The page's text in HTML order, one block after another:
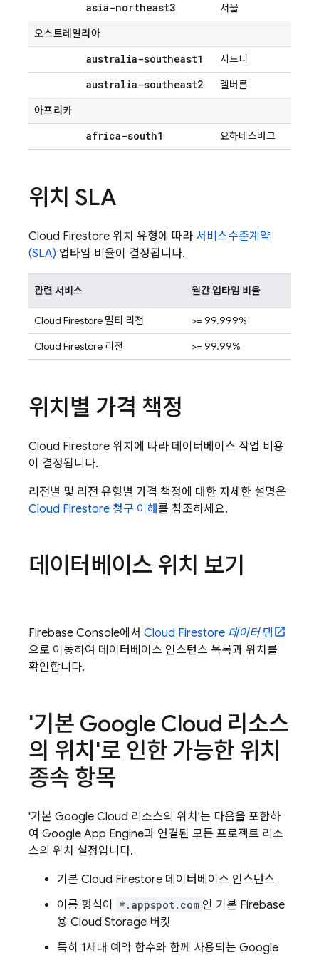
asia-northeast3
서울
오스트레일리아
australia-southeast1 시드니
australia-southeast2
멜버른
아프리카
africa-south1 요하네스버그
위치 SLA
Cloud Firestore 위치 유형에 따라 서비스수준계약
(SLA) 업타임 비율이 결정됩니다.
관련 서비스 월간 업타임 비율
Cloud Firestore 멀티 리전
>= 99.999%
Cloud Firestore 리전 >= 99.99%
위치별 가격 책정
Cloud Firestore 위치에 따라 데이터베이스 작업 비용
이 결정됩니다.
리전별 및 리전 유형별 가격 책정에 대한 자세한 설명은
Cloud Firestore 청구 이해를 참조하세요.
데이터베이스 위치 보기
Firebase Console에서 Cloud Firestore 데이터탭
으로 이동하여 데이터베이스 인스턴스 목록과 위치를
확인합니다.
'기본 Google Cloud 리소스
의 위치'로 인한 가능한 위치
종속 항목
'기본 Google Cloud 리소스의 위치'는 다음을 포함하
여 Google App Engine과 연결된 모든 프로젝트 리소
스의 위치 설정입니다.
기본 Cloud Firestore 데이터베이스 인스턴스
이름 형식이
*.appspot.com 인 기본 Firebase
용 Cloud Storage 버킷
특히 1세대 예약 함수와 함께 사용되는 Google